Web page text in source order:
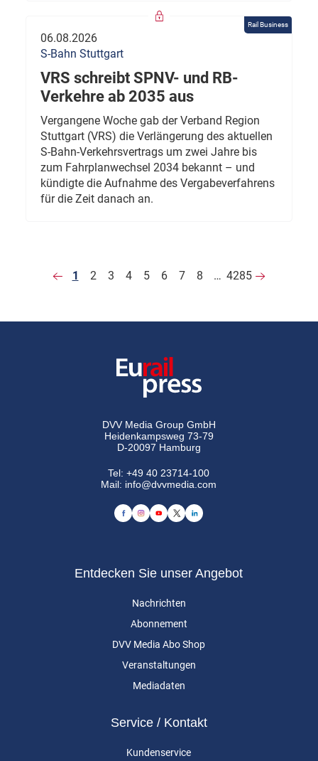
Rail Business
06.08.2026
S-Bahn Stuttgart
VRS schreibt SPNV- und RB-
Verkehre ab 2035 aus
Vergangene Woche gab der Verband Region
Stuttgart (VRS) die Verlängerung des aktuellen
S-Bahn-Verkehrsvertrags um zwei Jahre bis
zum Fahrplanwechsel 2034 bekannt – und
kündigte die Aufnahme des Vergabeverfahrens
für die Zeit danach an.
1 2 3 4 5 6 7 8 … 4285
DVV Media Group GmbH
Heidenkampsweg 73-79
D-20097 Hamburg
Tel:+49 40 23714-100
Mail: info@dvvmedia.com
Entdecken Sie unser Angebot
Nachrichten
Abonnement
DVV Media Abo Shop
Veranstaltungen
Mediadaten
Service / Kontakt
Kundenservice